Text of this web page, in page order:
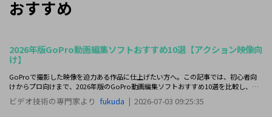
おすすめ
2026年版GoPro動画編集ソフトおすすめ10選【アクション映像向
け】
GoProで撮影した映像を迫力ある作品に仕上げたい方へ。この記事では、初心者向
けからプロ向けまで、2026年版のGoPro動画編集ソフトおすすめ10選を比較し、ア
クション映像に合う最適な1本を見つけやすく整理しました。
ビデオ技術の専門家より fukuda | 2026-07-03 09:25:35